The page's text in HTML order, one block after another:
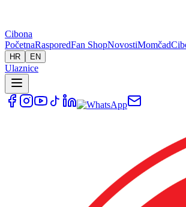
Cibona
PočetnaRasporedFan ShopNovostiMomčad
HR EN
Ulaznice